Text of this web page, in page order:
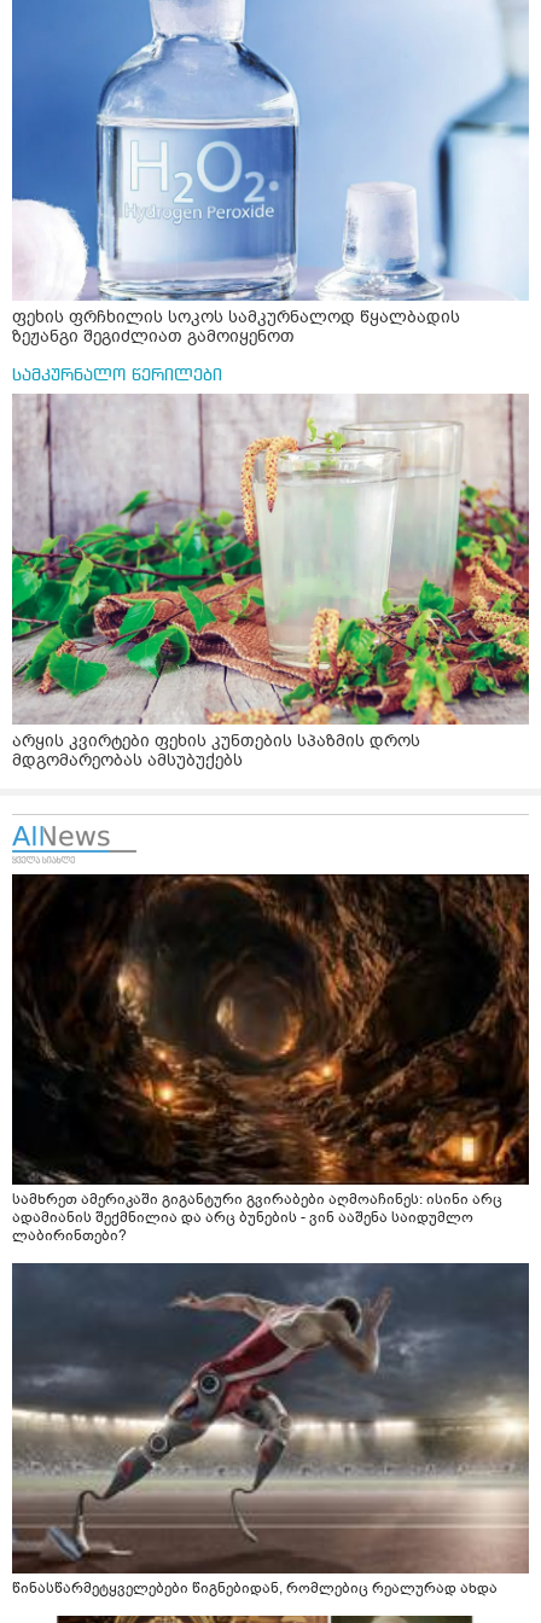
ფეხის ფრჩხილის სოკოს სამკურნალოდ წყალბადის
ზეჟანგი შეგიძლიათ გამოიყენოთ
სამკურნალო წერილები
არყის კვირტები ფეხის კუნთების სპაზმის დროს
მდგომარეობას ამსუბუქებს
სამხრეთ ამერიკაში გიგანტური გვირაბები აღმოაჩინეს: ისინი არც
ადამიანის შექმნილია და არც ბუნების - ვინ ააშენა საიდუმლო
ლაბირინთები?
წინასწარმეტყველებები წიგნებიდან, რომლებიც რეალურად ახდა